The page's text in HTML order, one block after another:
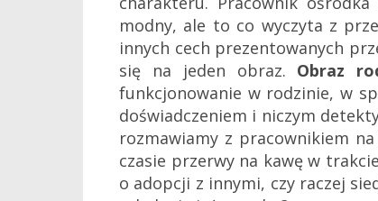
modny, ale to co wyczyta z
innych cech prezentowanych
się na jeden obraz. Obraz
funkcjonowanie w rodzinie, w
doświadczeniem i niczym
rozmawiamy z pracownikiem
czasie przerwy na kawę w
o adopcji z innymi, czy raczej